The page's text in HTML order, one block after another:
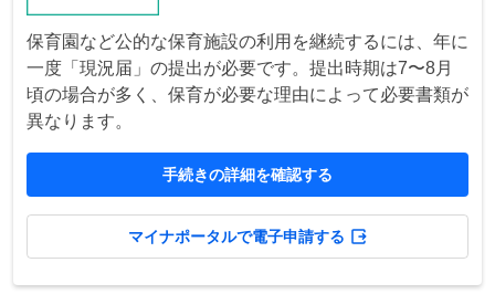
保育園など公的な保育施設の利用を継続するには、年に
一度「現況届」の提出が必要です。提出時期は7〜8月
頃の場合が多く、保育が必要な理由によって必要書類が
異なります。
手続きの詳細を確認する
マイナポータルで電子申請する